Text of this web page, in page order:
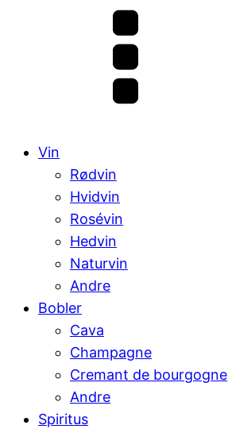
Vin
Rødvin
Hvidvin
Rosévin
Hedvin
Naturvin
Andre
Bobler
Cava
Champagne
Cremant de bourgogne
Andre
Spiritus